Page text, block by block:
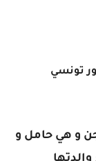
تونسي
و هي حامل و